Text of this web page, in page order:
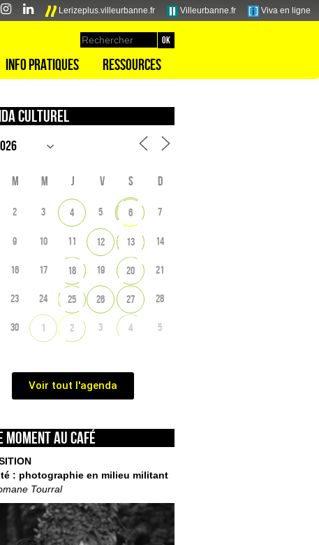
Lerizeplus.villeurbanne.fr Villeurbanne.fr Viva en ligne
Info pratiques Ressources
culturel
M M J V S D
2 3 4 5 6 7
9 10 11 12 13 14
16 17 18 19 20 21
23 24 25 26 27 28
30 1 2 3 4 5
Voir tout l'agenda
moment au café
: photographie en milieu militant
Tourral